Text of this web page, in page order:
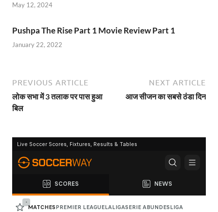
May 12, 2024
Pushpa The Rise Part 1 Movie Review Part 1
January 22, 2022
PREVIOUS ARTICLE
लोक सभा में 3 तलाक पर पास हुआ
बिल
NEXT ARTICLE
आज सीजन का सबसे ठंडा दिन